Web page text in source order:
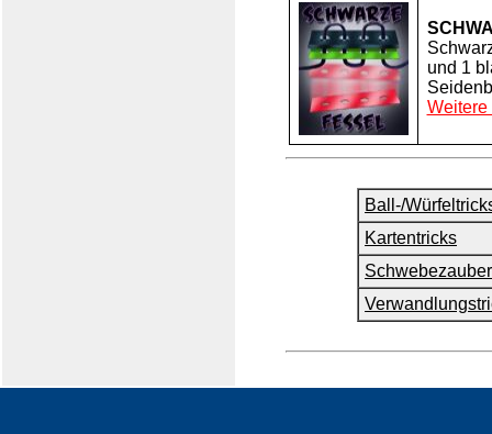
und 1
Weitere
Ball-/
Kartentricks
Schwebezauber